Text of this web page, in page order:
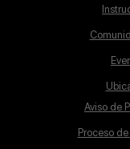
Aviso de
Proceso